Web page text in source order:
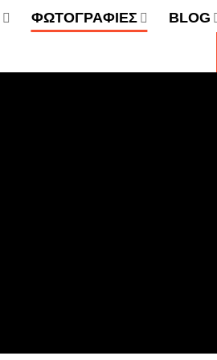
ΦΩΤΟΓΡΑΦΙΕΣ BLOG